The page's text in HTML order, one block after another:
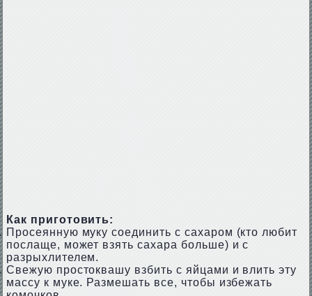
Как приготовить:
Просеянную муку соединить с сахаром (кто любит
послаще, может взять сахара больше) и с
разрыхлителем.
Свежую простоквашу взбить с яйцами и влить эту
массу к муке. Размешать все, чтобы избежать